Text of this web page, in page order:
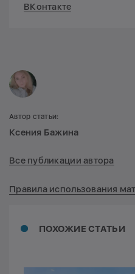
ВКонтакте
ПОХОЖИЕ СТАТЬИ
Автор статьи:
Ксения Бажина
Все публикации автора
Правила использования